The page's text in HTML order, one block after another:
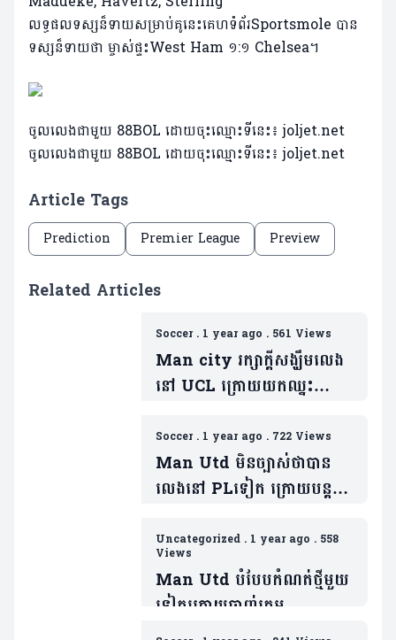
លទ្ធផលទស្សន៏ទាយសម្រាប់គូនេះគេហទំព័រSportsmole បាន
ទស្សន៏ទាយថា ម្ចាស់ផ្ទះWest Ham ១:១ Chelsea។
ចូលលេងជាមួយ 88BOL ដោយចុះឈ្មោះទីនេះ៖joljet.net
ចូលលេងជាមួយ 88BOL ដោយចុះឈ្មោះទីនេះ៖joljet.net
Article Tags
Prediction Premier League Preview
Related Articles
Soccer. 1 year ago . 561 Views
Man city រក្សាក្តីសង្ឃឹមលេង
នៅ UCL​ ក្រោយយកឈ្នះ
វីដេអូ)
Soccer. 1 year ago . 722 Views
Man Utd មិនច្បាស់ថាបាន
លេងនៅ ​PLទៀត ក្រោយបន្ត
Uncategorized . 1 year ago . 558
Views
Man Utd បំបែបកំណត់ថ្មីមួយ
ទៀតក្រោយចាញ់ក្រុម
Nottingham យប់មិញ (មាន